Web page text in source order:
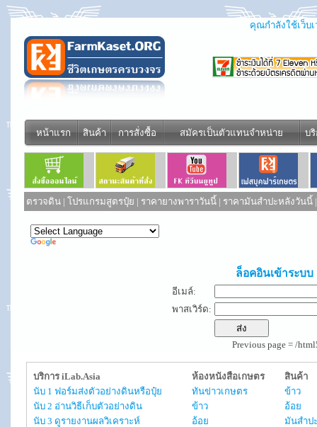
คุณกำลังใช้เว็บ
หน้าแรก สินค้า การสั่งซื้อ สมัครเป็นตัวแทนจำหน่าย บ
ตรวจดิน | โปรแกรมสูตรปุ๋ย | ราคายางพาราวันนี้ | ราคามันสำปะหลังวันนี้
ล็อคอินเข้าระบบ
อีเมล์:
พาสเวิร์ด:
Previous page = /
บริการ iLab.Asia
นับ 1 ฟอร์มส่งตัวอย่างดินหรือปุ๋ย
นับ 2 อ่านวิธีเก็บตัวอย่างดิน
นับ 3 ดูรายงานผลวิเคราะห์
ห้องหนังสือเกษตร
ทันข่าวเกษตร
ข้าว
อ้อย
สินค้า
ข้าว
อ้อย
มันสำป